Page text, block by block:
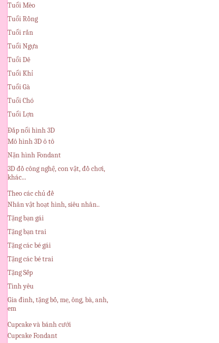
Tuổi Mèo
Tuổi Rồng
Tuổi rắn
Tuổi Ngựa
Tuổi Dê
Tuổi Khỉ
Tuổi Gà
Tuổi Chó
Tuổi Lợn
Đắp nổi hình 3D
Mô hình 3D ô tô
Nặn hình Fondant
3D đồ công nghệ, con vật, đồ chơi,
khác...
Theo các chủ đề
Nhân vật hoạt hình, siêu nhân..
Tặng bạn gái
Tặng bạn trai
Tặng các bé gái
Tặng các bé trai
Tặng Sếp
Tình yêu
Gia đình, tặng bố, mẹ, ông, bà, anh,
em
Cupcake và bánh cưới
Cupcake Fondant